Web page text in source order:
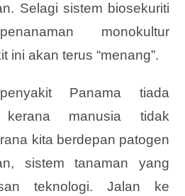
Selagi sistem biosekuriti
monokultur
ini akan terus “menang”.
Panama tiada
manusia tidak
kita berdepan patogen
sistem tanaman yang
teknologi. Jalan ke